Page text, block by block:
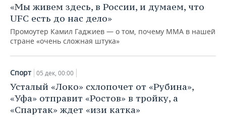
«Мы живем здесь, в России, и думаем, что
UFC есть до нас дело»
Промоутер Камил Гаджиев — о том, почему MMA в нашей
стране «очень сложная штука»
Спорт 05 дек, 00:00
Усталый «Локо» схлопочет от «Рубина»,
«Уфа» отправит «Ростов» в тройку, а
«Спартак» ждет «изи катка»